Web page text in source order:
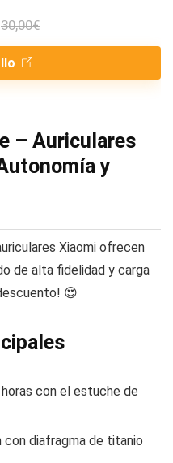
30,00€
– Auriculares
y
Xiaomi ofrecen
de alta fidelidad y carga
😍
con el estuche de
con diafragma de titanio